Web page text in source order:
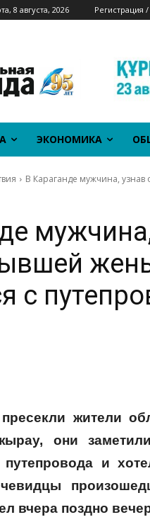
8 августа, 2026 Регистрация
ЭКОНОМИКА
В Караганде мужчина, узнав
с
жители
они
и
вчера поздно